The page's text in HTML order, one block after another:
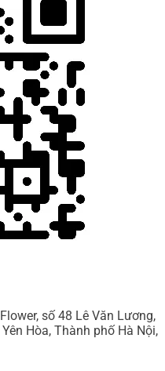
số 48 Lê Văn Lương,
Hòa, Thành phố Hà Nội,